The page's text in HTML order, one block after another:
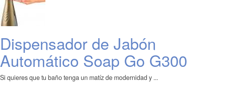
Dispensador de Jabón
Automático Soap Go G300
Si quieres que tu baño tenga un matíz de modernidad y ...